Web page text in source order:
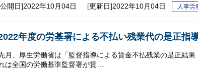
開日]2022年10月04日 [更新日]2022年10月04日 人事労
年度の労基署による不払い残業代の是正指
月、厚生労働省は「監督指導による賃金不払残業の是正結
は全国の労働基準監督署が賃…